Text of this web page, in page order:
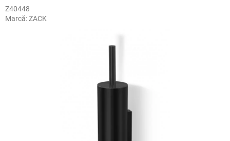
Z40448
Marcă:ZACK